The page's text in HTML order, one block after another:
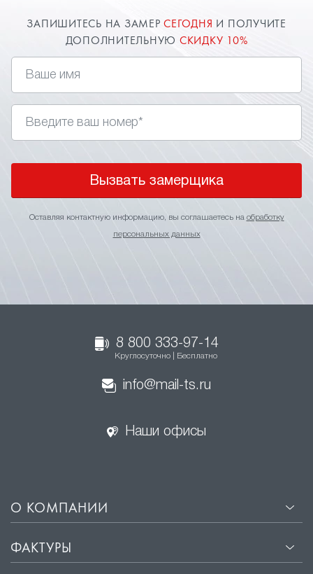
натяжного потолка после пореза, залива
и устранит любые проблемы с потолочными
ЗАПИШИТЕСЬ НА ЗАМЕРСЕГОДНЯ И ПОЛУЧИТЕ
ДОПОЛНИТЕЛЬНУЮ СКИДКУ 10%
Вызвать замерщика
Оставляя контактную информацию, вы соглашаетесь на обработку
персональных данных
8 800 333-97-14
Круглосуточно | Бесплатно
info@mail-ts.ru
Наши офисы
О КОМПАНИИ
ФАКТУРЫ